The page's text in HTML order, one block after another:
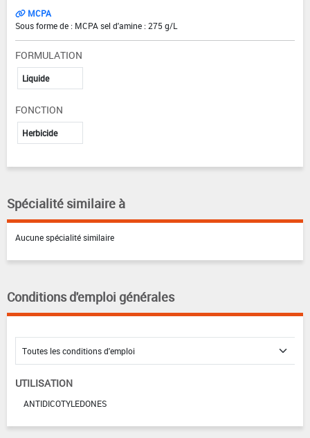
MCPA
Sous forme de : MCPA sel d'amine : 275 g/L
FORMULATION
Liquide
FONCTION
Herbicide
Spécialité similaire à
Aucune spécialité similaire
Conditions d'emploi générales
UTILISATION
ANTIDICOTYLEDONES